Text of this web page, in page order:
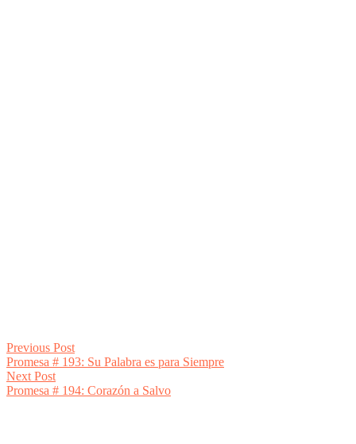
Post
navigation
Previous PostPrevious
post:
Promesa # 193: Su Palabra es para Siempre
Next PostNext
post:
Promesa # 194: Corazón a Salvo